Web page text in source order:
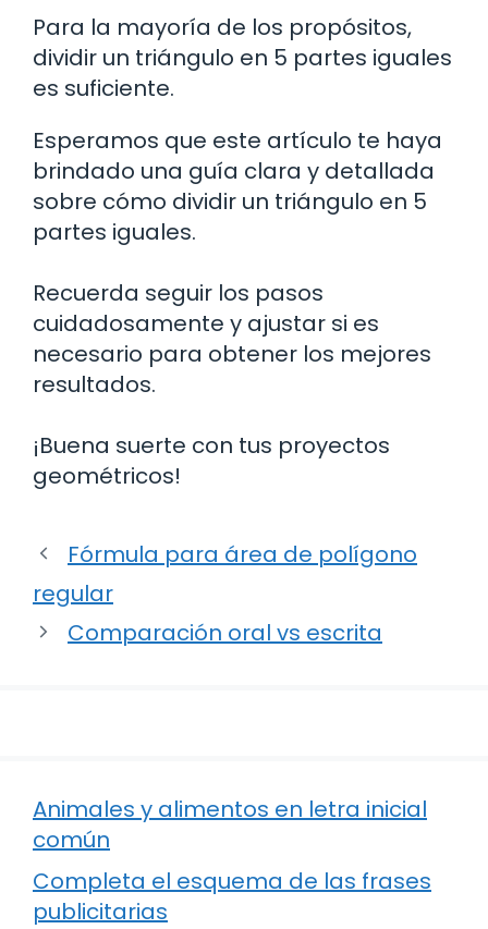
Para la mayoría de los propósitos,
dividir un triángulo en 5 partes iguales
es suficiente.
Esperamos que este artículo te haya
brindado una guía clara y detallada
sobre cómo dividir un triángulo en 5
partes iguales.
Recuerda seguir los pasos
cuidadosamente y ajustar si es
necesario para obtener los mejores
resultados.
¡Buena suerte con tus proyectos
geométricos!
Fórmula para área de polígono
regular
Comparación oral vs escrita
Animales y alimentos en letra inicial
común
Completa el esquema de las frases
publicitarias